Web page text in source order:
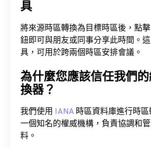
具
將來源時區轉換為目標時區後，點
鈕即可與朋友或同事分享此時間。
具，可用於跨兩個時區安排會議。
為什麼您應該信任我們
換器？
我們使用 IANA 時區資料庫進行時
一個知名的權威機構，負責協調和
料。